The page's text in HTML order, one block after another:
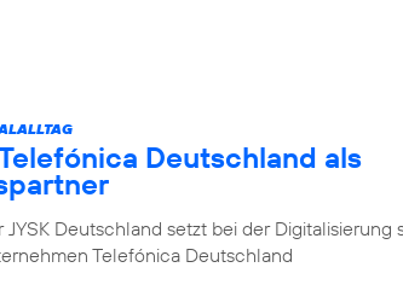
Deutschland als
Deutschland setzt bei der Digitalisierung
Telefónica Deutschland